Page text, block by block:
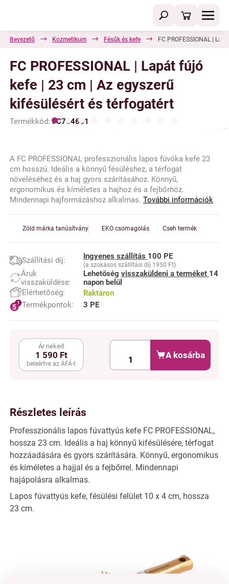
Bevezető Kozmetikum Fésűk és kefe FC PROFESSIONAL |
FC PROFESSIONAL | Lapát fújó
kefe | 23 cm | Az egyszerű
kifésülésért és térfogatért
Termékkód: FC784661
A FC PROFESSIONAL professzionális lapos fúvóka kefe 23
cm hosszú. Ideális a könnyű fésüléshez, a térfogat
növeléséhez és a haj gyors szárításához. Könnyű,
ergonomikus és kíméletes a hajhoz és a fejbőrhöz.
Mindennapi hajformázáshoz alkalmas. További információk
Zöld márka tanúsítvány EKO csomagolás Cseh termék
Szállítási díj: Ingyenes szállítás 100 PE
(a szokásos szállítási díj 1950 Ft)
Áruk
visszaküldése:
Lehetőség visszaküldeni a terméket 14
napon belül
Elérhetőség:
Raktáron
Termékpontok:
3 PE
Ár neked
1 590 Ft
beleértve az ÁFÁ-t
A kosárba
Részletes leírás
Professzionális lapos fúvattyús kefe FC PROFESSIONAL,
hossza 23 cm. Ideális a haj könnyű kifésülésére, térfogat
hozzáadására és gyors szárítására. Könnyű, ergonomikus
és kíméletes a hajjal és a fejbőrrel. Mindennapi
hajápolásra alkalmas.
Lapos fúvattyús kefe, fésülési felület 10 x 4 cm, hossza
23 cm.